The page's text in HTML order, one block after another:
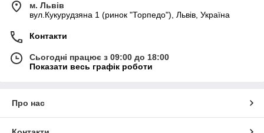
м. Львів
вул.Кукурудзяна 1 (ринок "Торпедо"), Львів, Україна
Контакти
Сьогодні працює з 09:00 до 18:00
Показати весь графік роботи
Про нас